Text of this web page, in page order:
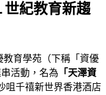
世紀教育新趨
教育學苑（下稱「資優
活動，名為 「天澤資
咀千禧新世界香港酒店